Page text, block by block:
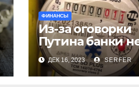
ФИНАНСЫ
Из-за оговорки
Путина банки
будут взимать с
пенсионеров
комиссионные
ДЕК 16, 2023 SERFER